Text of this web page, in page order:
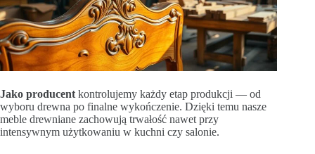
Jako producent kontrolujemy każdy etap produkcji — od
wyboru drewna po finalne wykończenie. Dzięki temu nasze
meble drewniane zachowują trwałość nawet przy
intensywnym użytkowaniu w kuchni czy salonie.